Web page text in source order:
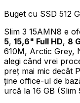
Buget cu SSD 512
Slim 3 15AMN8 e
5, 15,6" Full HD, 8
610M, Arctic Grey,
alegi când vrei
preț mai mic decât
ține office-ul de
urcă la 16 GB (Slim